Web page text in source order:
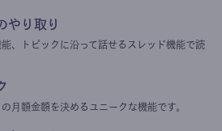
やり取り
、トピックに沿って話せるスレッド機能で読
月額金額を決めるユニークな機能です。